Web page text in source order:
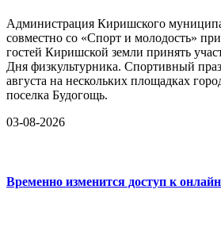
Администрация Киришского
совместно со «Спорт и молодость»
гостей Киришской земли принять
Дня физкультурника. Спортивный
августа на нескольких площадках
поселка Будогощь.
03-08-2026
Временно изменится доступ к